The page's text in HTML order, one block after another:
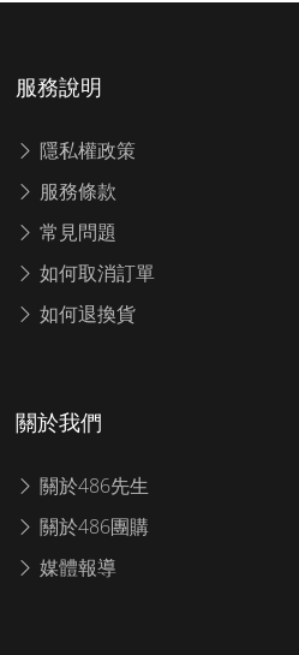
服務說明
隱私權政策
服務條款
常見問題
如何取消訂單
如何退換貨
關於我們
關於486先生
關於486團購
媒體報導